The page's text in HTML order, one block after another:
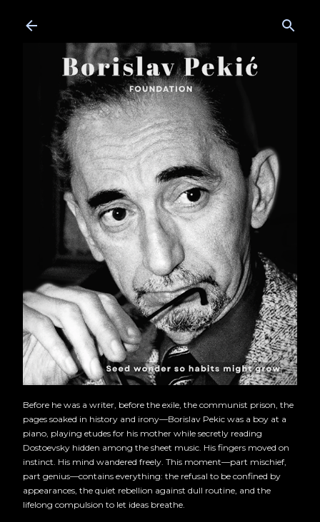
Before he was a writer, before the exile, the communist prison, the
pages soaked in history and irony—Borislav Pekic was a boy at a
piano, playing etudes for his mother while secretly reading
Dostoevsky hidden among the sheet music. His fingers moved on
instinct. His mind wandered freely. This moment—part mischief,
part genius—contains everything: the refusal to be confined by
appearances, the quiet rebellion against dull routine, and the
lifelong compulsion to let ideas breathe.